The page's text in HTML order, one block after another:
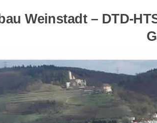
Weinstadt – DTD-